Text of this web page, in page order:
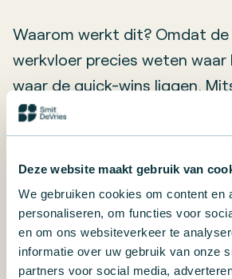
Deze website maakt gebruik van
We gebruiken cookies om content en
personaliseren, om functies voor
en om ons websiteverkeer te
informatie over uw gebruik van onze
partners voor social media,
Waarom werkt dit? Omdat de
werkvloer precies weten
waar de quick-wins liggen.
ruimte geeft.
Let op:
Zorg voor mandaat – laat
beslissingen nemen.
Geef tijd – verbeteringen
en aandacht.